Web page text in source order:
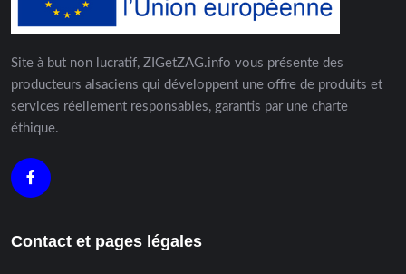
Site à but non lucratif, ZIGetZAG.info vous présente des
producteurs alsaciens qui développent une offre de produits et
services réellement responsables, garantis par une charte
éthique.
Contact et pages légales